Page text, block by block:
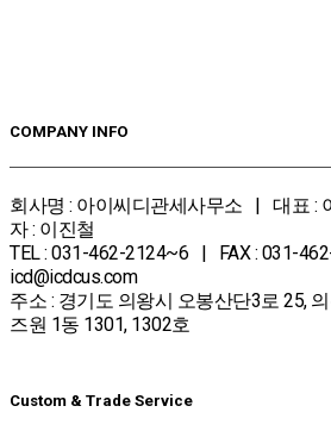
COMPANY INFO
회사명 : 아이씨디관세사무소 | 대표 :
자 : 이진철
TEL : 031-462-2124~6 | FAX : 031-
icd@icdcus.com
주소 : 경기도 의왕시 오봉산단3로 25,
즈원 1동 1301, 1302호
Custom & Trade Service